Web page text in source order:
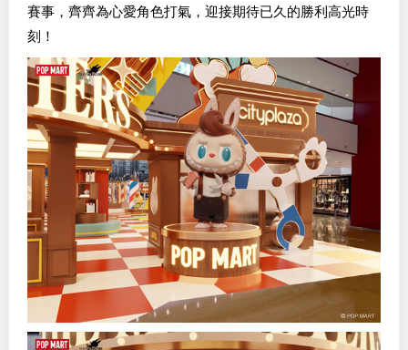
賽事，齊齊為心愛角色打氣，迎接期待已久的勝利高光時
刻！